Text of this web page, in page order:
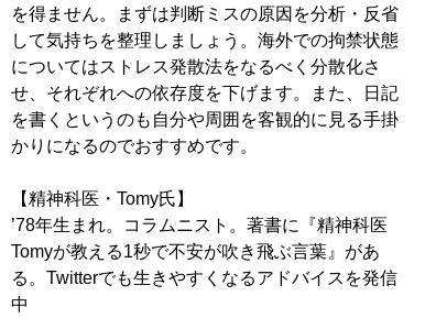
を得ません。まずは判断ミスの原因を分析・反省
して気持ちを整理しましょう。海外での拘禁状態
についてはストレス発散法をなるべく分散化さ
せ、それぞれへの依存度を下げます。また、日記
を書くというのも自分や周囲を客観的に見る手掛
かりになるのでおすすめです。
【精神科医・Tomy氏】
’78年生まれ。コラムニスト。著書に『精神科医
Tomyが教える1秒で不安が吹き飛ぶ言葉』があ
る。Twitterでも生きやすくなるアドバイスを発信
中